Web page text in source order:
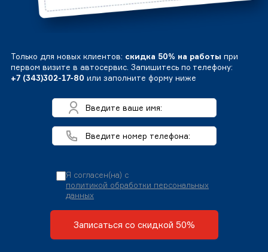
Только для новых клиентов: скидка 50% на работы при
первом визите в автосервис. Запишитесь по телефону:
+7 (343)302-17-80 или заполните форму ниже
Я согласен(на) с
политикой обработки персональных
данных
Записаться со скидкой 50%